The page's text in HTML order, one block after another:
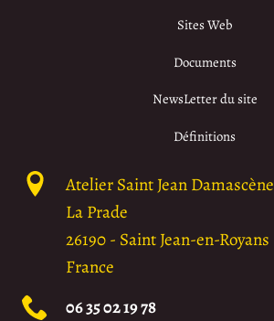
Sites Web
Documents
NewsLetter du site
Définitions
Atelier Saint Jean Damascène
La Prade
26190- Saint Jean-en-Royans
France
06 35 02 19 78